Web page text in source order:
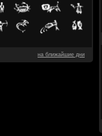
на ближайшие дни